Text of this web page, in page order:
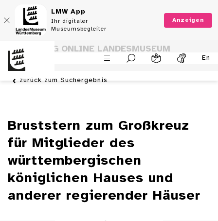
LMW App
Ihr digitaler
Museumsbegleiter
Anzeigen
En
SAMMLUNG ONLINE LANDESMUSEUM
WÜRTTEMBERG
zurück zum Suchergebnis
Bruststern zum Großkreuz
für Mitglieder des
württembergischen
königlichen Hauses und
anderer regierender Häuser